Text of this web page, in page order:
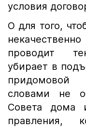
условия
О для того,
проводит
убирает в
придомовой
словами не
Совета дома
правления,